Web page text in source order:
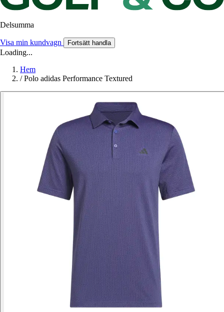
Delsumma
Visa min kundvagn Fortsätt handla
Loading...
Hem
/ Polo adidas Performance Textured